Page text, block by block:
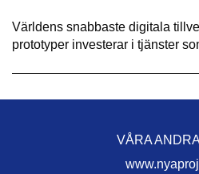
Världens snabbaste digitala
prototyper investerar i tjänster
VÅRA